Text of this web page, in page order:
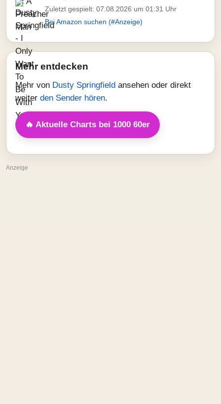
Zuletzt gespielt: 07.08.2026 um 01:31 Uhr
Bei Amazon suchen (#Anzeige)
Mehr entdecken
Mehr von Dusty Springfield ansehen oder direkt
weiter den Sender hören.
🔥 Aktuelle Charts bei 1000 60er
Anzeige